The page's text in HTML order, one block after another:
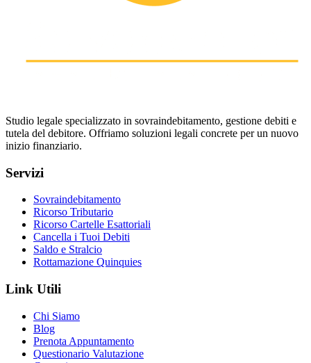
Studio legale specializzato in sovraindebitamento, gestione debiti e
tutela del debitore. Offriamo soluzioni legali concrete per un nuovo
inizio finanziario.
Servizi
Sovraindebitamento
Ricorso Tributario
Ricorso Cartelle Esattoriali
Cancella i Tuoi Debiti
Saldo e Stralcio
Rottamazione Quinquies
Link Utili
Chi Siamo
Blog
Prenota Appuntamento
Questionario Valutazione